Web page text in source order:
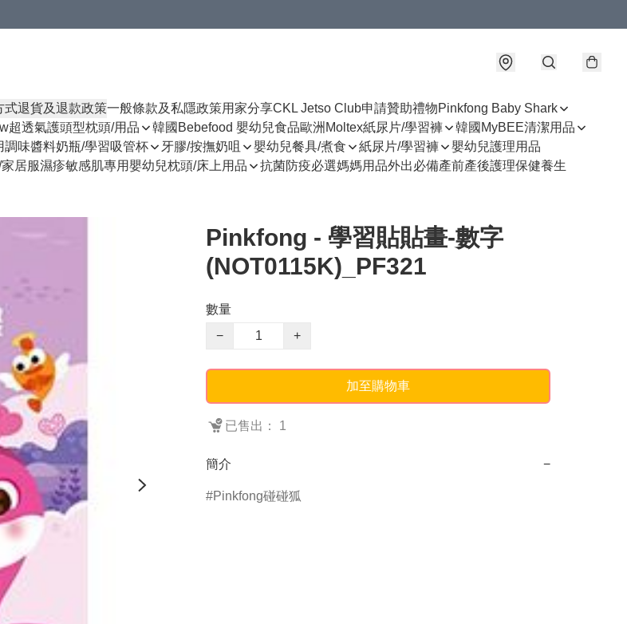
式退貨及退款政策一般條款及私隱政策用家分享CKL Jetso Club申請贊助禮物Pinkfong Baby Shark
超透氣護頭型枕頭/用品 韓國Bebefood 嬰幼兒食品歐洲Moltex紙尿片/學習褲
韓國MyBEE清潔用品
調味醬料奶瓶/學習吸管杯 牙膠/按撫奶咀 嬰幼兒餐具/煮食 紙尿片/學習褲
嬰幼兒護理用品
居服濕疹敏感肌專用嬰幼兒枕頭/床上用品 抗菌防疫必選媽媽用品外出必備產前產後護理保健養生
Pinkfong - 學習貼貼畫-數字
(NOT0115K)_PF321
數量
−
+
加至購物車
已售出： 1
簡介 −
Pinkfong碰碰狐